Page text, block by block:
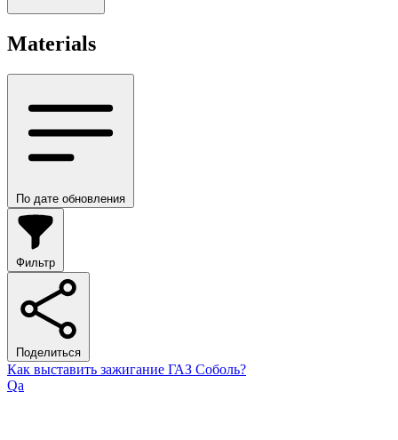
Materials
По дате обновления
Фильтр
Поделиться
Как выставить зажигание ГАЗ Соболь?
Qa